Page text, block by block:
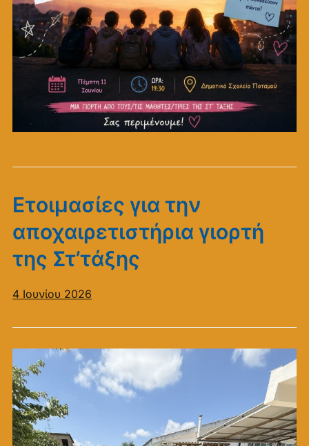
Ετοιμασίες για την
αποχαιρετιστήρια γιορτή
της Στ’τάξης
4 Ιουνίου 2026